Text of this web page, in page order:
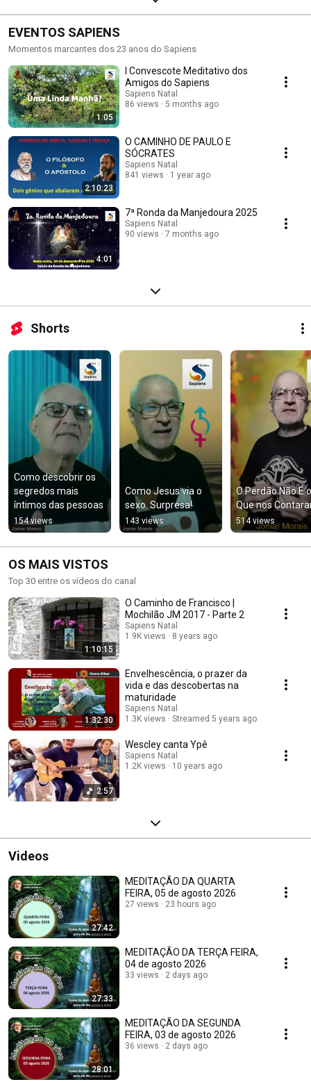
EVENTOS SAPIENS
Momentos marcantes dos 23 anos do Sapiens
1:05
I Convescote Meditativo dos
Amigos do Sapiens
Sapiens Natal
86 views
5 months ago
2:10:23
O CAMINHO DE PAULO E
SÓCRATES
Sapiens Natal
841 views
1 year ago
4:01
7ª Ronda da Manjedoura 2025
Sapiens Natal
90 views
7 months ago
Shorts
Como descobrir os
segredos mais
íntimos das pessoas
154 views
Como Jesus via o
sexo. Surpresa!
143 views
O Perdão Não É o
Que nos
514 views
OS MAIS VISTOS
Top 30 entre os vídeos do canal
1:10:15
O Caminho de Francisco |
Mochilão JM 2017 - Parte 2
Sapiens Natal
1.9K views
8 years ago
1:32:30
Envelhescência, o prazer da
vida e das descobertas na
maturidade
Sapiens Natal
1.3K views
Streamed 5 years ago
2:57
Wescley canta Ypê
Sapiens Natal
1.2K views
10 years ago
Videos
27:42
MEDITAÇÃO DA QUARTA
FEIRA, 05 de agosto 2026
27 views 23 hours ago
27:33
MEDITAÇÃO DA TERÇA FEIRA,
04 de agosto 2026
33 views 2 days ago
28:01
MEDITAÇÃO DA SEGUNDA
FEIRA, 03 de agosto 2026
36 views 2 days ago